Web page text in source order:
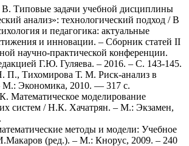
Типовые задачи учебной дисциплины
анализ»: технологический подход / В
и педагогика: актуальные
и инновации. – Cборник статей II
научно-практической конференции.
Г.Ю. Гуляева. – 2016. – С. 143-145.
П., Тихомирова Т. М. Риск-анализ в
М.: Экономика, 2010. — 317 с.
Математическое моделирование
систем / Н.К. Хачатрян. – М.: Экзамен,
методы и модели: Учебное
(ред.). – М.: Кнорус, 2009. – 240